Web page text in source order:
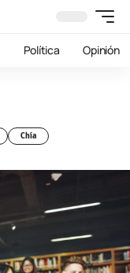
Política Opinión
Chía